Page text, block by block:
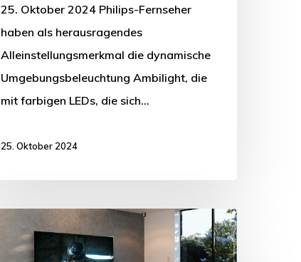
25. Oktober 2024 Philips-Fernseher
haben als herausragendes
Alleinstellungsmerkmal die dynamische
Umgebungsbeleuchtung Ambilight, die
mit farbigen LEDs, die sich…
25. Oktober 2024